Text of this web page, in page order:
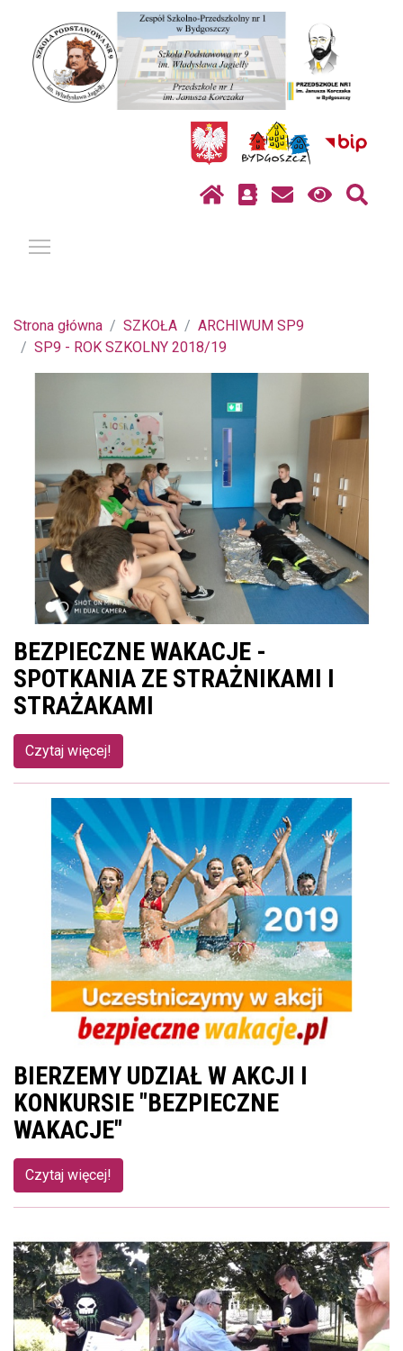
Strona główna SZKOŁA
ARCHIWUM SP9
SP9 - ROK SZKOLNY 2018/19
BEZPIECZNE WAKACJE -
SPOTKANIA ZE STRAŻNIKAMI I
STRAŻAKAMI
Czytaj więcej!
BIERZEMY UDZIAŁ W AKCJI I
KONKURSIE "BEZPIECZNE
WAKACJE"
Czytaj więcej!